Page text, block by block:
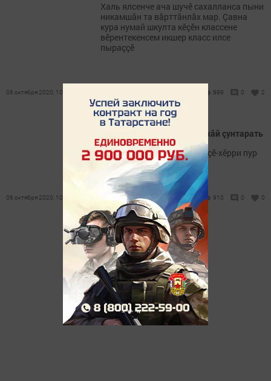
Халь ялсенче ача шучӗ сахалланса пыни
никамшăн та вăрттăнлăх мар. Çавна
кура нумай шкулта кӗçӗн классене
вӗрентекенсем икшер класс илсе
пыраççӗ
06 октября 2020, 10:20 999 0 2
Журналист мӗншӗн хăйне хăй çунтарать
Паттăрла тӳсӗмлӗхӗн те вӗçӗ-хӗрри пур
06 октября 2020, 10:09 910 0 0